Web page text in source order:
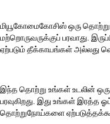
மியூகோமைகோசிஸ் ஒரு தொற்று
மற்றொருவருக்குப் பரவாது.
ஏற்படும் தீக்காயங்கள் அல்லது
இந்த தொற்று உங்கள் உடலின் ஒரு
பரவுகிறது. இது உங்கள் இரத்த
தொற்றுநோய்களை